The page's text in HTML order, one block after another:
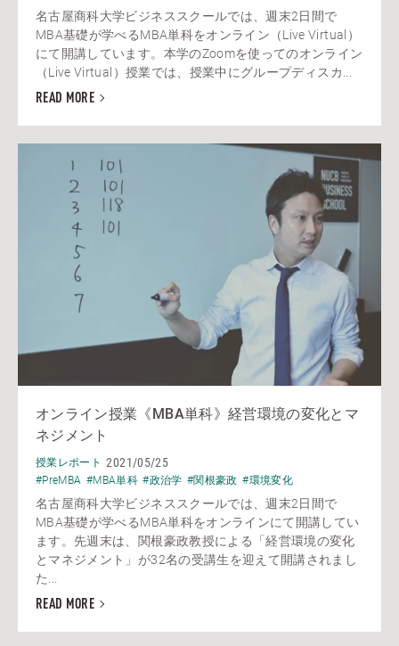
名古屋商科大学ビジネススクールでは、週末2日間で
MBA基礎が学べるMBA単科をオンライン（Live Virtual）
にて開講しています。本学のZoomを使ってのオンライン
（Live Virtual）授業では、授業中にグループディスカ...
READ MORE
オンライン授業《MBA単科》経営環境の変化とマ
ネジメント
授業レポート 2021/05/25
#PreMBA #MBA単科 #政治学 #関根豪政 #環境変化
名古屋商科大学ビジネススクールでは、週末2日間で
MBA基礎が学べるMBA単科をオンラインにて開講してい
ます。先週末は、関根豪政教授による「経営環境の変化
とマネジメント」が32名の受講生を迎えて開講されまし
た...
READ MORE